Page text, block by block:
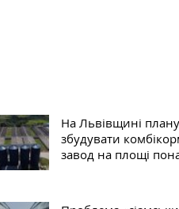
На Львівщині
збудувати
завод на площі